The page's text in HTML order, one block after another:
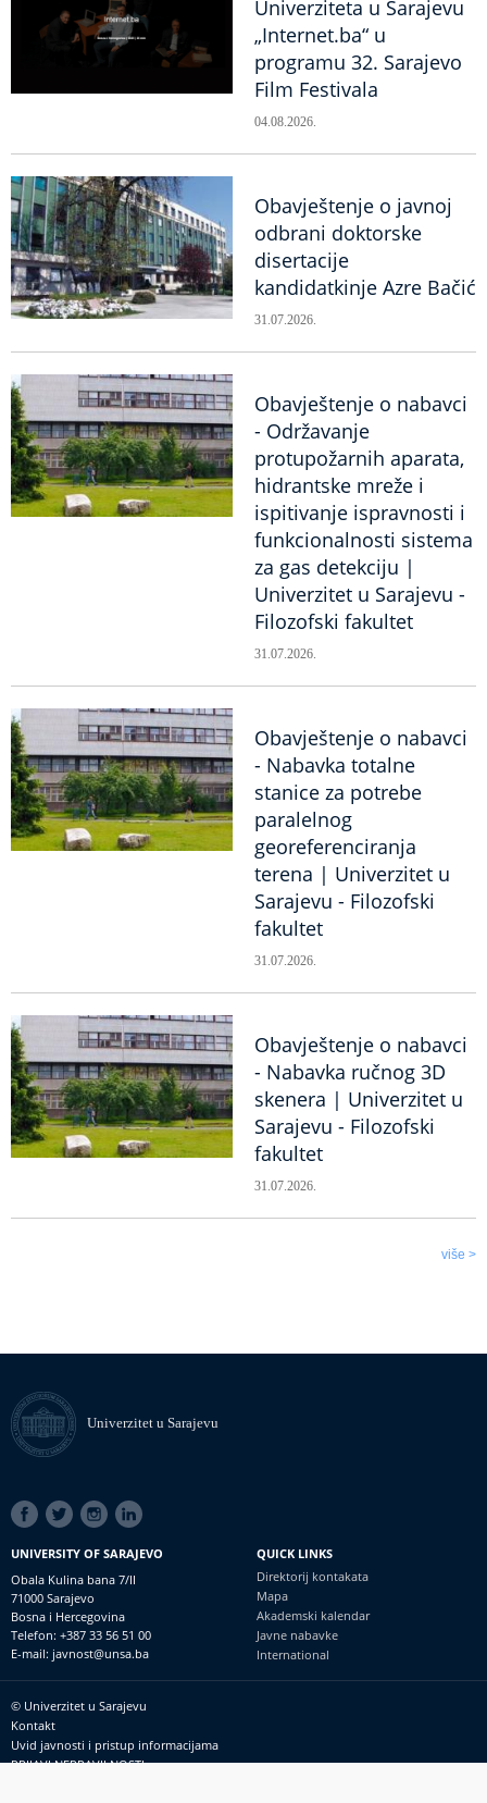
Univerziteta u Sarajevu
„Internet.ba“ u
programu 32. Sarajevo
Film Festivala
04.08.2026.
Obavještenje o javnoj
odbrani doktorske
disertacije
kandidatkinje Azre Bačić
31.07.2026.
Obavještenje o nabavci
- Održavanje
protupožarnih aparata,
hidrantske mreže i
ispitivanje ispravnosti i
funkcionalnosti sistema
za gas detekciju |
Univerzitet u Sarajevu -
Filozofski fakultet
31.07.2026.
Obavještenje o nabavci
- Nabavka totalne
stanice za potrebe
paralelnog
georeferenciranja
terena | Univerzitet u
Sarajevu - Filozofski
fakultet
31.07.2026.
Obavještenje o nabavci
- Nabavka ručnog 3D
skenera | Univerzitet u
Sarajevu - Filozofski
fakultet
31.07.2026.
više >
Univerzitet u Sarajevu
SOCIAL
LINKS
UNIVERSITY OF SARAJEVO
Obala Kulina bana 7/II
71000 Sarajevo
Bosna i Hercegovina
Telefon: +387 33 56 51 00
E-mail: javnost@unsa.ba
QUICK LINKS
Direktorij kontakata
Mapa
Akademski kalendar
Javne nabavke
International
Footer
meni
© Univerzitet u Sarajevu
Kontakt
Uvid javnosti i pristup informacijama
PRIJAVI NEPRAVILNOSTI